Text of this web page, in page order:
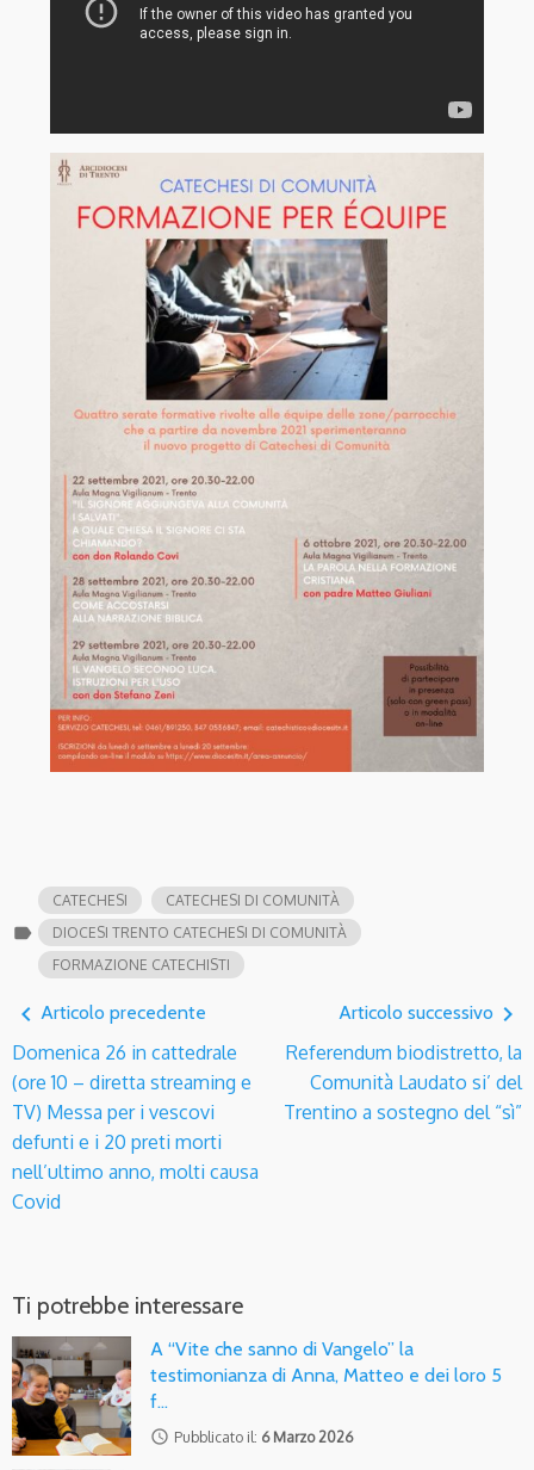
label
CATECHESI
CATECHESI DI COMUNITÀ
DIOCESI TRENTO CATECHESI DI COMUNITÀ
FORMAZIONE CATECHISTI
navigate_before Articolo precedente
Domenica 26 in cattedrale
(ore 10 – diretta streaming e
TV) Messa per i vescovi
defunti e i 20 preti morti
nell’ultimo anno, molti causa
Covid
Articolo successivo navigate_next
Referendum biodistretto, la
Comunità Laudato si’ del
Trentino a sostegno del “sì”
Ti potrebbe interessare
A “Vite che sanno di Vangelo” la
testimonianza di Anna, Matteo e dei loro 5
f…
access_time Pubblicato il: 6 Marzo 2026